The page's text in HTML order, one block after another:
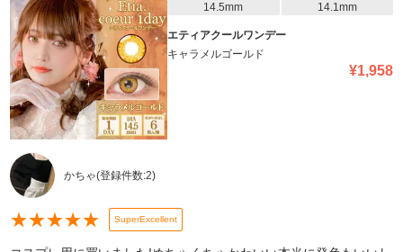
14.5mm
14.1mm
エティアクールワンデー
キャラメルゴールド
¥1,958
かちゃ(登録件数:2)
★★★★★ SuperExcellent